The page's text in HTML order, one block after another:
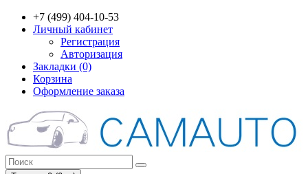
+7 (499) 404-10-53
Личный кабинет
Регистрация
Авторизация
Закладки (0)
Корзина
Оформление заказа